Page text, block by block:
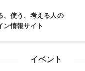
、使う、考える人の
ン情報サイト
イベント